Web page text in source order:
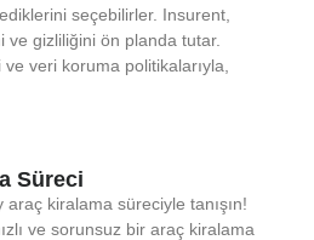
seçebilirler. Insurent,
ve gizliliğini ön planda tutar.
veri koruma politikalarıyla,
Süreci
kiralama süreciyle tanışın!
ve sorunsuz bir araç kiralama